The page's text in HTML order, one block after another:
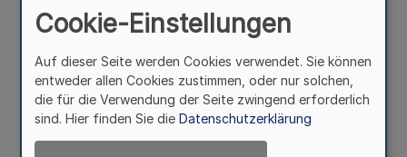
1.
1.1
Die qualitativen Veränderungen der Erscheinungsformen
der Kriminalität, insbesondere der Organisierten
Kriminalität, erfordern dieser Entwicklung angepasste
Methoden der Verbrechensbekämpfung.
Cookie-Einstellungen
Auf dieser Seite werden Cookies verwendet. Sie können
entweder allen Cookies zustimmen, oder nur solchen,
die für die Verwendung der Seite zwingend erforderlich
sind. Hier finden Sie die Datenschutzerklärung